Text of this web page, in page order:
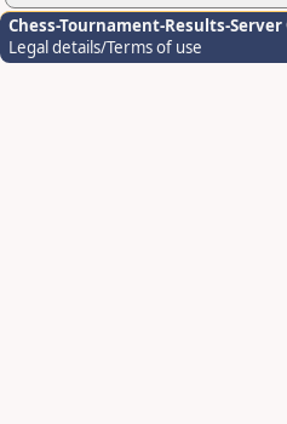
Chess-Tournament-Results-Server
Legal details/Terms of use